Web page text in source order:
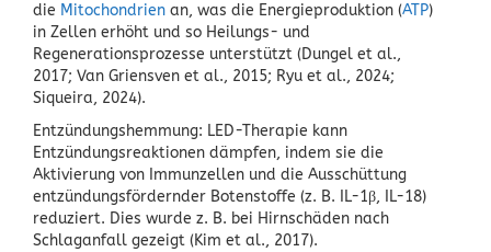
die Mitochondrien an, was die Energieproduktion (ATP)
in Zellen erhöht und so Heilungs- und
Regenerationsprozesse unterstützt (Dungel et al.,
2017; Van Griensven et al., 2015; Ryu et al., 2024;
Siqueira, 2024).
Entzündungshemmung: LED-Therapie kann
Entzündungsreaktionen dämpfen, indem sie die
Aktivierung von Immunzellen und die Ausschüttung
entzündungsfördernder Botenstoffe (z. B. IL-1β, IL-18)
reduziert. Dies wurde z. B. bei Hirnschäden nach
Schlaganfall gezeigt (Kim et al., 2017).